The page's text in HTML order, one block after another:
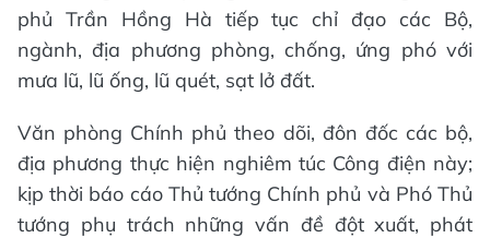
phủ Trần Hồng Hà tiếp tục chỉ đạo các Bộ,
ngành, địa phương phòng, chống, ứng phó với
mưa lũ, lũ ống, lũ quét, sạt lở đất.
Văn phòng Chính phủ theo dõi, đôn đốc các bộ,
địa phương thực hiện nghiêm túc Công điện này;
kịp thời báo cáo Thủ tướng Chính phủ và Phó Thủ
tướng phụ trách những vấn đề đột xuất, phát